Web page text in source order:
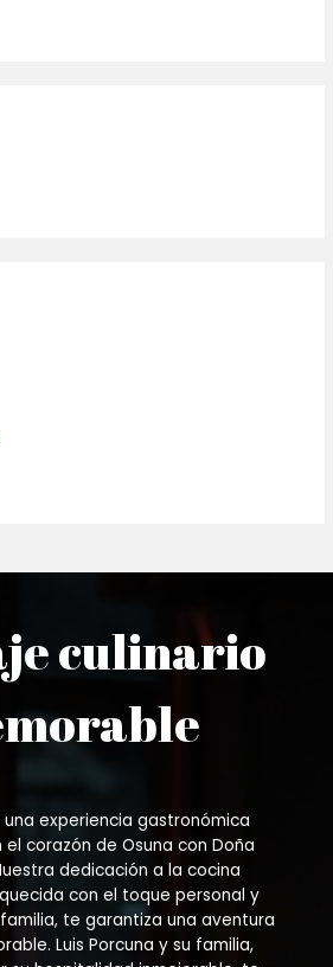
culinario
experiencia gastronómica
corazón de Osuna con Doña
dedicación a la cocina
con el toque personal y
te garantiza una aventura
Luis Porcuna y su familia,